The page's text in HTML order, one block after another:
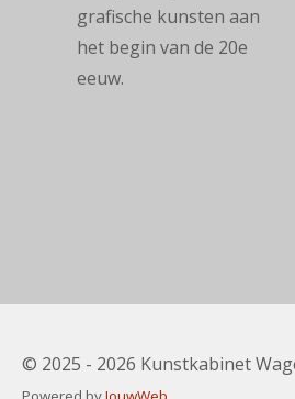
grafische kunsten aan
het begin van de 20e
eeuw.
© 2025 - 2026 Kunstkabinet